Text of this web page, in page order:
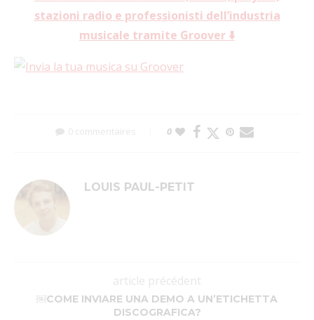
stazioni radio e professionisti dell’industria
musicale tramite Groover ⬇️
0 commentaires 0
LOUIS PAUL-PETIT
article précédent
￼COME INVIARE UNA DEMO A UN’ETICHETTA
DISCOGRAFICA?